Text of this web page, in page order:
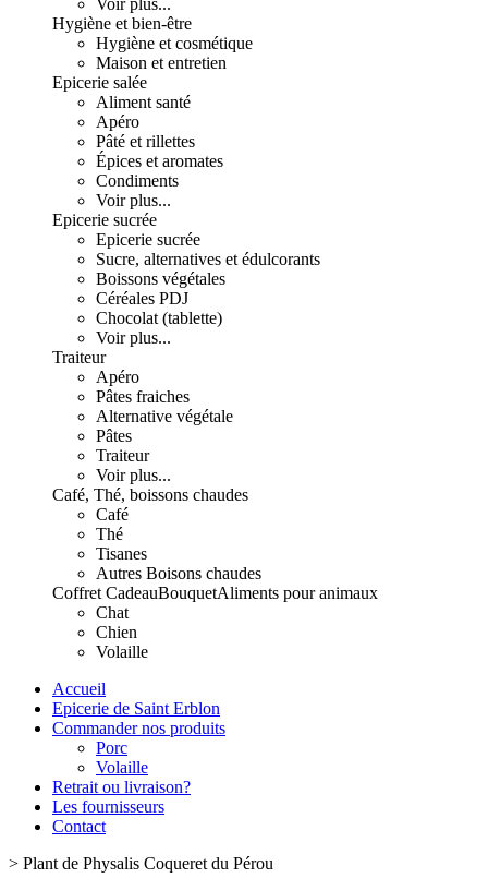
Voir plus...
Hygiène et bien-être
Hygiène et cosmétique
Maison et entretien
Epicerie salée
Aliment santé
Apéro
Pâté et rillettes
Épices et aromates
Condiments
Voir plus...
Epicerie sucrée
Epicerie sucrée
Sucre, alternatives et édulcorants
Boissons végétales
Céréales PDJ
Chocolat (tablette)
Voir plus...
Traiteur
Apéro
Pâtes fraiches
Alternative végétale
Pâtes
Traiteur
Voir plus...
Café, Thé, boissons chaudes
Café
Thé
Tisanes
Autres Boisons chaudes
Coffret CadeauBouquetAliments pour animaux
Chat
Chien
Volaille
Accueil
Epicerie de Saint Erblon
Commander nos produits
Porc
Volaille
Retrait ou livraison?
Les fournisseurs
Contact
> Plant de Physalis Coqueret du Pérou